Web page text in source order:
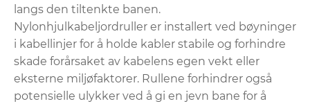
langs den tiltenkte banen.
Nylonhjulkabeljordruller er installert ved bøyninger
i kabellinjer for å holde kabler stabile og forhindre
skade forårsaket av kabelens egen vekt eller
eksterne miljøfaktorer. Rullene forhindrer også
potensielle ulykker ved å gi en jevn bane for å